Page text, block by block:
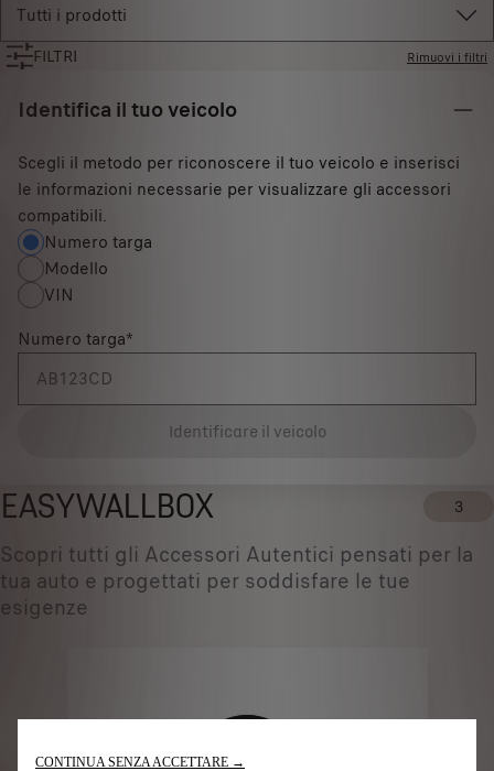
Tutti i prodotti
FILTRI Rimuovi i filtri
Identifica il tuo veicolo
Scegli il metodo per riconoscere il tuo veicolo e inserisci
le informazioni necessarie per visualizzare gli accessori
compatibili.
Numero targa
Modello
VIN
Numero targa*
Identificare il veicolo
EASYWALLBOX 3
Scopri tutti gli Accessori Autentici pensati per la
tua auto e progettati per soddisfare le tue
esigenze
CONTINUA SENZA ACCETTARE →